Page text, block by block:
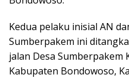
Kedua pelaku inisial AN
Sumberpakem ini
jalan Desa Sumberpakem
Kabupaten Bondowoso,